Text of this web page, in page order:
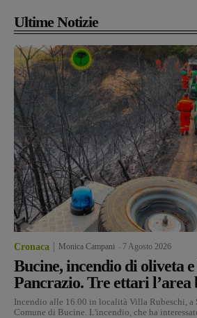
Ultime Notizie
Cronaca Monica Campani 7 Agosto 2026
Bucine, incendio di oliveta e
Pancrazio. Tre ettari l’area
Incendio alle 16.00 in località Villa Rubeschi, a
Comune di Bucine. L'incendio, che ha interessato